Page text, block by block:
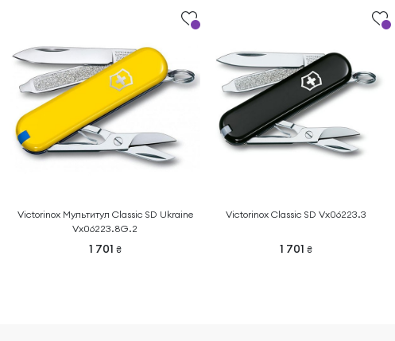
Victorinox Мультитул Classic SD Ukraine
Vx06223.8G.2
1 701 ₴
Victorinox Classic SD Vx06223.3
1 701 ₴